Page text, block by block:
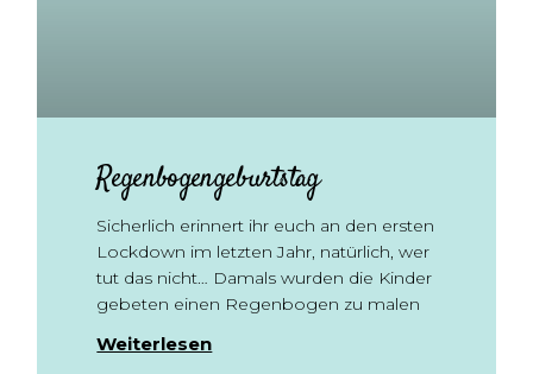
Regenbogengeburtstag
Sicherlich erinnert ihr euch an den ersten
Lockdown im letzten Jahr, natürlich, wer
tut das nicht… Damals wurden die Kinder
gebeten einen Regenbogen zu malen
Weiterlesen